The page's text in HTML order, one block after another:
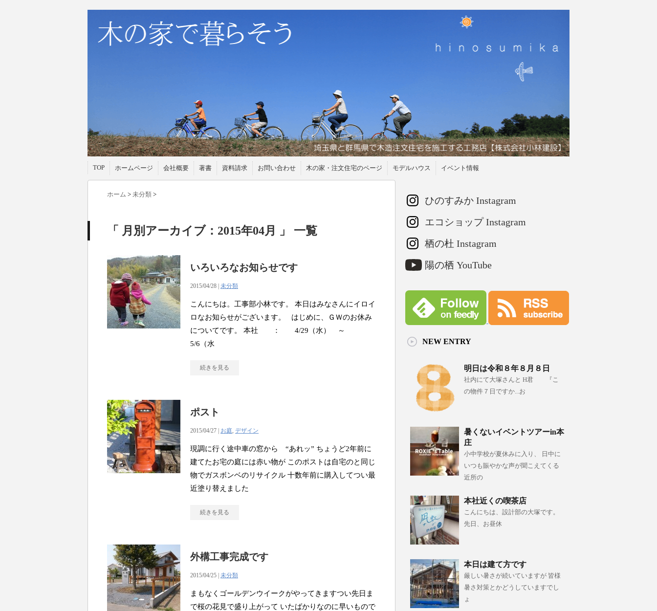
TOP ホームページ 会社概要 著書 資料請求 お問い合わせ 木の家・注文住宅のページ モデルハウス イベント情報
ホーム > 未分類 >
「 月別アーカイブ：2015年04月 」 一覧
いろいろなお知らせです
2015/04/28 | 未分類
こんにちは。工事部小林です。 本日はみなさんにイロイ
ロなお知らせがございます。 はじめに、ＧＷのお休み
についてです。 本社 ： 4/29（水） ～
5/6（水
続きを見る
ポスト
2015/04/27 | お庭, デザイン
現調に行く途中車の窓から “あれッ” ちょうど2年前に
建てたお宅の庭には赤い物が このポストは自宅のと同じ
物でガスボンベのリサイクル 十数年前に購入してつい最
近塗り替えました
続きを見る
外構工事完成です
2015/04/25 | 未分類
まもなくゴールデンウイークがやってきますつい先日ま
で桜の花見で盛り上がって いたばかりなのに早いもので
ひのすみか Instagram
エコショップ Instagram
栖の杜 Instagram
陽の栖 YouTube
NEW ENTRY
明日は令和８年８月８日
社内にて大塚さんと H君 『こ
の物件７日ですか...お
暑くないイベントツアーin本
庄
小中学校が夏休みに入り、 日中に
いつも賑やかな声が聞こえてくる
近所の
本社近くの喫茶店
こんにちは、設計部の大塚です。
先日、お昼休
本日は建て方です
厳しい暑さが続いていますが 皆様
暑さ対策とかどうしていますでし
ょ